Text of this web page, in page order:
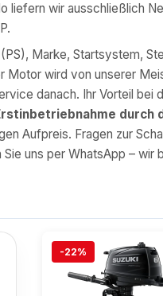
liefern wir ausschließlich
Marke, Startsystem,
wird von unserer
danach. Ihr Vorteil bei
Aufpreis. Fragen zur
uns per WhatsApp – wir
-22%